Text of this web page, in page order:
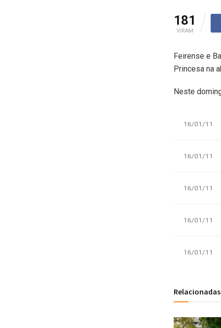
181
VIRAM
Feirense e
Princesa na
Neste
16/01/11
16/01/11
16/01/11
16/01/11
16/01/11
Relacionadas